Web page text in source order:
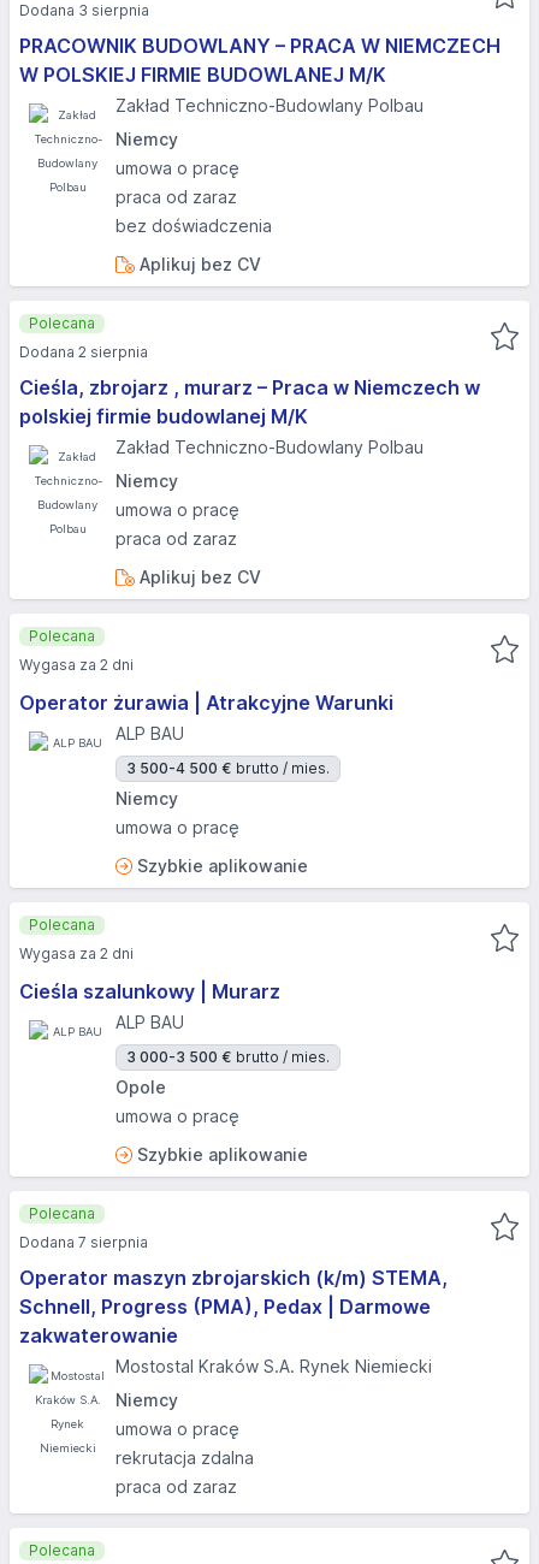
PRACOWNIK BUDOWLANY – PRACA W NIEMCZECH
W POLSKIEJ FIRMIE BUDOWLANEJ M/K
Zakład Techniczno-Budowlany Polbau
Niemcy
umowa o pracę
praca od zaraz
bez doświadczenia
Aplikuj bez CV
Dodana 3 sierpnia
Cieśla, zbrojarz , murarz – Praca w Niemczech w
polskiej firmie budowlanej M/K
Zakład Techniczno-Budowlany Polbau
Niemcy
umowa o pracę
praca od zaraz
Aplikuj bez CV
Polecana
Dodana 2 sierpnia
Operator żurawia | Atrakcyjne Warunki
ALP BAU
3 500-4 500 € brutto / mies.
Niemcy
umowa o pracę
Szybkie aplikowanie
Polecana
Wygasa za 2 dni
Cieśla szalunkowy | Murarz
ALP BAU
3 000-3 500 € brutto / mies.
Opole
umowa o pracę
Szybkie aplikowanie
Polecana
Wygasa za 2 dni
Operator maszyn zbrojarskich (k/m) STEMA,
Schnell, Progress (PMA), Pedax | Darmowe
zakwaterowanie
Mostostal Kraków S.A. Rynek Niemiecki
Niemcy
umowa o pracę
rekrutacja zdalna
praca od zaraz
Polecana
Dodana 7 sierpnia
Polecana